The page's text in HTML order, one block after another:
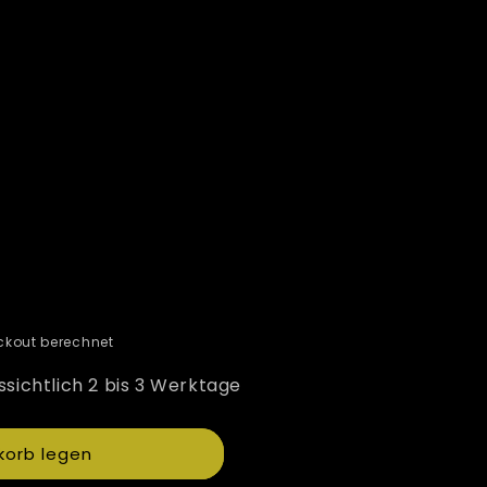
berechnet
2 bis 3 Werktage
legen